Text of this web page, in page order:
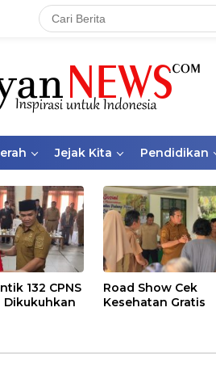
Jejak Kita Pendidikan
132 CPNS
Dikukuhkan
Road Show Cek
Kesehatan Gratis